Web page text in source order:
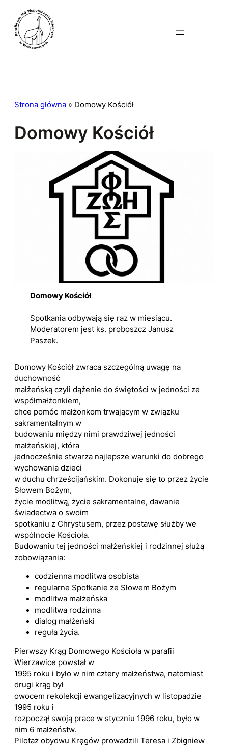
Przejdź
treści
Strona główna » Domowy Kościół
Domowy Kościół
Domowy Kościół
Spotkania odbywają się raz w miesiącu.
Moderatorem jest ks. proboszcz Janusz
Paszek.
Domowy Kościół zwraca szczególną uwagę na
duchowność
małżeńską czyli dążenie do świętości w jedności ze
współmałżonkiem,
chce pomóc małżonkom trwającym w związku
sakramentalnym w
budowaniu między nimi prawdziwej jedności
małżeńskiej, która
jednocześnie stwarza najlepsze warunki do dobrego
wychowania dzieci
w duchu chrześcijańskim. Dokonuje się to przez życie
Słowem Bożym,
życie modlitwą, życie sakramentalne, dawanie
świadectwa o swoim
spotkaniu z Chrystusem, przez postawę służby we
wspólnocie Kościoła.
Budowaniu tej jedności małżeńskiej i rodzinnej służą
zobowiązania:
codzienna modlitwa osobista
regularne Spotkanie ze Słowem Bożym
modlitwa małżeńska
modlitwa rodzinna
dialog małżeński
reguła życia.
Pierwszy Krąg Domowego Kościoła w parafii
Wierzawice powstał w
1995 roku i było w nim cztery małżeństwa, natomiast
drugi krąg był
owocem rekolekcji ewangelizacyjnych w listopadzie
1995 roku i
rozpoczął swoją prace w styczniu 1996 roku, było w
nim 6 małżeństw.
Pilotaż obydwu Kręgów prowadzili Teresa i Zbigniew